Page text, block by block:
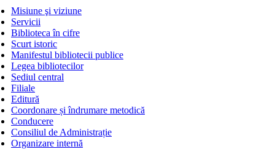
Misiune şi viziune
Servicii
Biblioteca în cifre
Scurt istoric
Manifestul bibliotecii publice
Legea bibliotecilor
Sediul central
Filiale
Editură
Coordonare și îndrumare metodică
Conducere
Consiliul de Administrație
Organizare internă